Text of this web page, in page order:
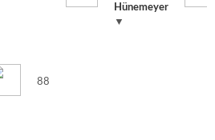
Hünemeyer
▼
88